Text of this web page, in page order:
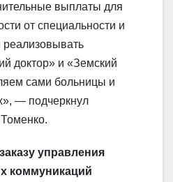
выплаты для
от специальности и
доктор» и «Земский
сами больницы и
— подчеркнул
управления
коммуникаций